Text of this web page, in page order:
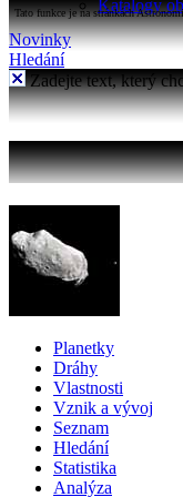
Katalogy
Tato funkce je na stránkách
Novinky
Hledání
Zadejte text, který
Planetky
Dráhy
Vlastnosti
Vznik a vývoj
Seznam
Hledání
Statistika
Analýza